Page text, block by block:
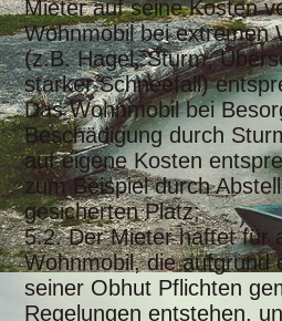
Mieter auf seine Kosten
Wohnmobil bei extremen
(z.B. Hagel, Sturm,
starker Schneefall)
Das Wohnmobil bei
Beschädigung durch
auf eigene Kosten
zum Beispiel durch
gesicherten Platz;
5.2. Der Mieter haftet für
Wohnmobil, die aufgrund
seiner Obhut Pflichten
Regelungen entstehen,